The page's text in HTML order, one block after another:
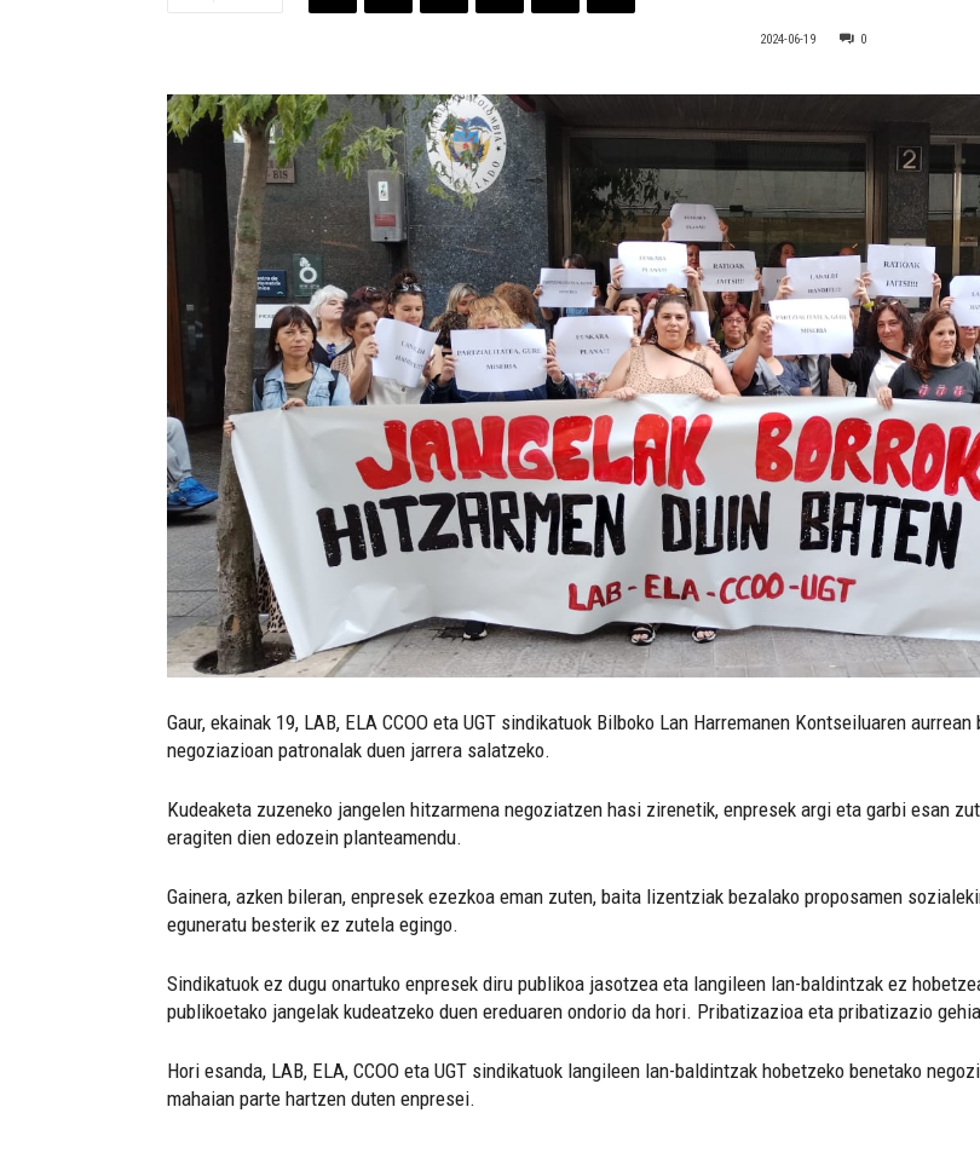
2024-06-19 0
Gaur, ekainak 19, LAB, ELA CCOO eta UGT sindikatuok Bilboko Lan Harremanen Kontseiluaren
negoziazioan patronalak duen jarrera salatzeko.
Kudeaketa zuzeneko jangelen hitzarmena negoziatzen hasi zirenetik, enpresek argi eta garbi esan
eragiten dien edozein planteamendu.
Gainera, azken bileran, enpresek ezezkoa eman zuten, baita lizentziak bezalako proposamen
eguneratu besterik ez zutela egingo.
Sindikatuok ez dugu onartuko enpresek diru publikoa jasotzea eta langileen lan-baldintzak ez
publikoetako jangelak kudeatzeko duen ereduaren ondorio da hori. Pribatizazioa eta pribatizazio
Hori esanda, LAB, ELA, CCOO eta UGT sindikatuok langileen lan-baldintzak hobetzeko benetako
mahaian parte hartzen duten enpresei.